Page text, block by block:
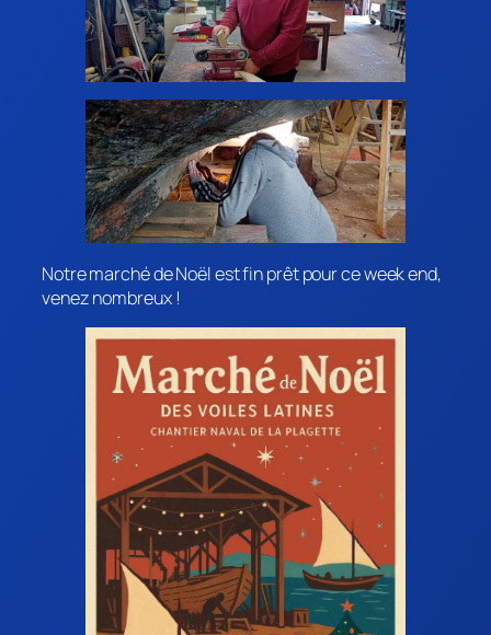
Notre marché de Noël est fin prêt pour ce week end,
venez nombreux !